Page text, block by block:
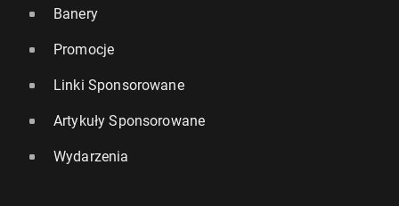
Banery
Promocje
Linki Sponsorowane
Artykuły Sponsorowane
Wydarzenia